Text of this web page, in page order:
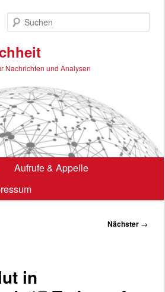
Nachrichten und Analysen
Aufrufe & Appelle
Nächster →
in